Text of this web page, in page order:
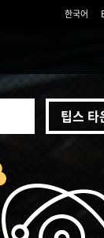
한국어
팁스